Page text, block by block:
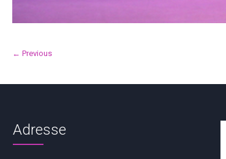
← Previous
Adresse